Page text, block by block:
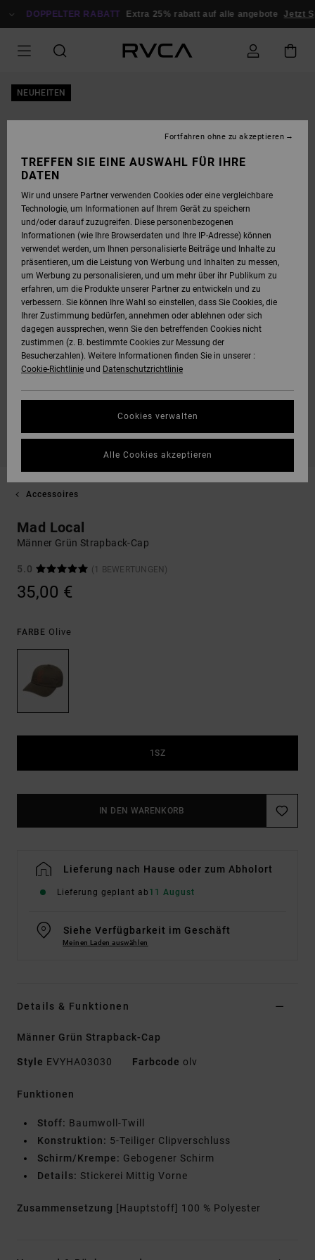
ZUR
DOPPELTER RABATT Extra 25% rabatt auf alle angebote Jetzt
NEUHEITEN
Accessoires
Mad Local
Männer Grün Strapback-Cap
5.0 (1 BEWERTUNGEN)
35,00 €
FARBE Olive
1SZ
IN DEN WARENKORB
Lieferung nach Hause oder zum Abholort
Lieferung geplant ab 11 August
Siehe Verfügbarkeit im Geschäft
Meinen Laden auswählen
Details & Funktionen
Männer Grün Strapback-Cap
Style EVYHA03030 Farbcode olv
Funktionen
Stoff: Baumwoll-Twill
Konstruktion: 5-Teiliger Clipverschluss
Schirm/Krempe: Gebogener Schirm
Details: Stickerei Mittig Vorne
Zusammensetzung [Hauptstoff] 100 % Polyester
TREFFEN SIE EINE AUSWAHL FÜR IHRE
DATEN
Wir und unsere Partner verwenden Cookies oder eine vergleichbare
Technologie, um Informationen auf Ihrem Gerät zu speichern
und/oder darauf zuzugreifen. Diese personenbezogenen
Informationen (wie Ihre Browserdaten und Ihre IP-Adresse) können
verwendet werden, um Ihnen personalisierte Beiträge und Inhalte zu
präsentieren, um die Leistung von Werbung und Inhalten zu messen,
um Werbung zu personalisieren, und um mehr über ihr Publikum zu
erfahren, um die Produkte unserer Partner zu entwickeln und zu
verbessern. Sie können Ihre Wahl so einstellen, dass Sie Cookies, die
Ihrer Zustimmung bedürfen, annehmen oder ablehnen oder sich
dagegen aussprechen, wenn Sie den betreffenden Cookies nicht
zustimmen (z. B. bestimmte Cookies zur Messung der
Besucherzahlen). Weitere Informationen finden Sie in unserer :
Cookie-Richtlinie und Datenschutzrichtlinie
Cookies verwalten
Fortfahren ohne zu akzeptieren
Alle Cookies akzeptieren